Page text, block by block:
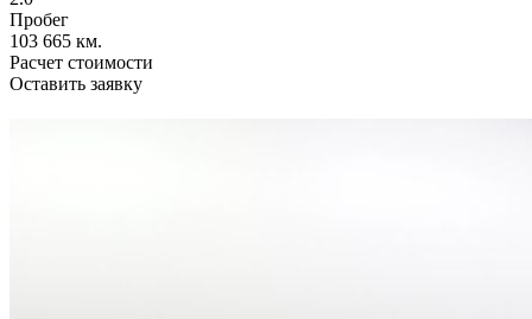
Пробег
103 665 км.
Расчет стоимости
Оставить заявку